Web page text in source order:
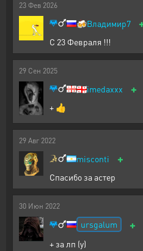
23 Фев 2026
🍻Владимир7
С 23 Февраля !!!
29 Сен 2025
🇬🇪imedaxxx +
+ 👍
29 Авг 2022
misconti +
Cпасибо за астер
30 Июн 2022
ursgalum +
+ за лп (y)